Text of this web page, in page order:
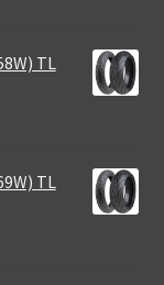
TL
TL